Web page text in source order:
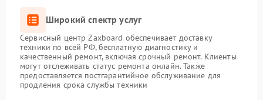
Широкий спектр услуг
Сервисный центр Zaxboard обеспечивает доставку
техники по всей РФ, бесплатную диагностику и
качественный ремонт, включая срочный ремонт. Клиенты
могут отслеживать статус ремонта онлайн. Также
предоставляется постгарантийное обслуживание для
продления срока службы техники